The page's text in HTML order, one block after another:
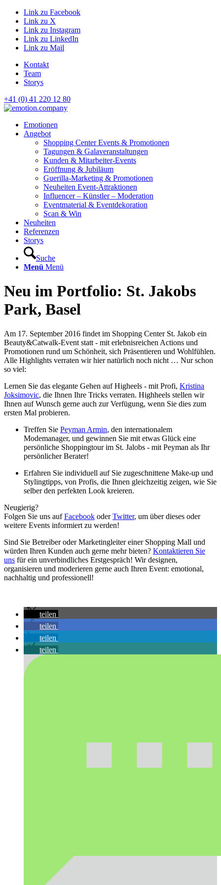
Link zu Facebook
Link zu X
Link zu Instagram
Link zu LinkedIn
Link zu Mail
Kontakt
Team
Storys
+41 (0) 41 220 12 80
Hauptnavigation
Emotionen
Angebot
Shopping Center Events & Promotionen
Tagungen & Galaveranstaltungen
Kunden & Mitarbeiter-Events
Eröffnung & Jubiläum
Guerilla-Marketing & Promotionen
Neuheiten Event-Attraktionen
Influencer – Künstler – Moderation
Eventmaterial & Eventdekoration
Scan & Win
Neuheiten
Referenzen
Storys
Suche
Menü Menü
Neu im Portfolio: St. Jakobs
Park, Basel
Am 17. September 2016 findet im Shopping Center St. Jakob ein
Beauty&Catwalk-Event statt - mit erlebnisreichen Actions und
Promotionen rund um Schönheit, sich Präsentieren und Wohlfühlen.
Alle Highlights verraten wir hier natürlich noch nicht … Nur schon
so viel:
Lernen Sie das elegante Gehen auf Higheels - mit Profi, Kristina
Joksimovic, die Ihnen Ihre Tricks verraten. Highheels stellen wir
Ihnen auf Wunsch gerne auch zur Verfügung, wenn Sie dies zum
ersten Mal probieren.
Treffen Sie Peyman Armin, den internationalem
Modemanager, und gewinnen Sie mit etwas Glück eine
persönliche Shoppingtour im St. Jalobs - mit Peyman als Ihr
persönlicher Berater!
Erfahren Sie individuell auf Sie zugeschnittene Make-up und
Stylingtipps, von Profis, die Ihnen gleichzeitig zeigen, wie Sie
selber den perfekten Look kreieren.
Neugierig?
Folgen Sie uns aufFacebook oderTwitter, um über dieses oder
weitere Events informiert zu werden!
Sind Sie Betreiber oder Marketingleiter einer Shopping Mall und
würden Ihren Kunden auch gerne mehr bieten? Kontaktieren Sie
uns für ein unverbindliches Erstgespräch! Wir designen,
organisieren und moderieren gerne auch Ihren Event: emotional,
nachhaltig und professionell!
teilen
teilen
teilen
teilen